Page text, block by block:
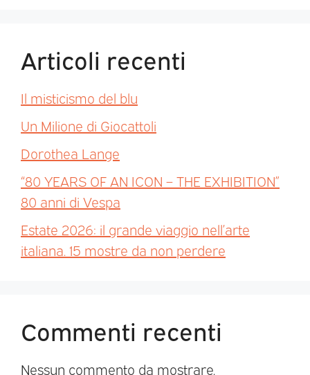
Articoli recenti
Il misticismo del blu
Un Milione di Giocattoli
Dorothea Lange
“80 YEARS OF AN ICON – THE EXHIBITION”
80 anni di Vespa
Estate 2026: il grande viaggio nell’arte
italiana. 15 mostre da non perdere
Commenti recenti
Nessun commento da mostrare.